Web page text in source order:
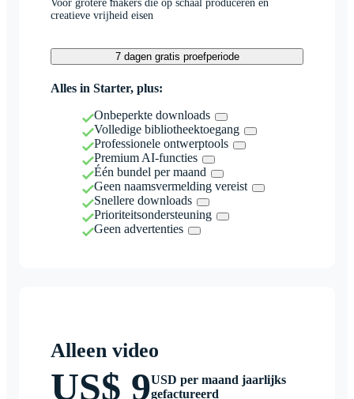
Voor grotere makers die op schaal produceren en
creatieve vrijheid eisen
7 dagen gratis proefperiode
Alles in Starter, plus:
Onbeperkte downloads
Volledige bibliotheektoegang
Professionele ontwerptools
Premium AI-functies
Één bundel per maand
Geen naamsvermelding vereist
Snellere downloads
Prioriteitsondersteuning
Geen advertenties
Alleen video
US$ 9USD per maand jaarlijks
gefactureerd